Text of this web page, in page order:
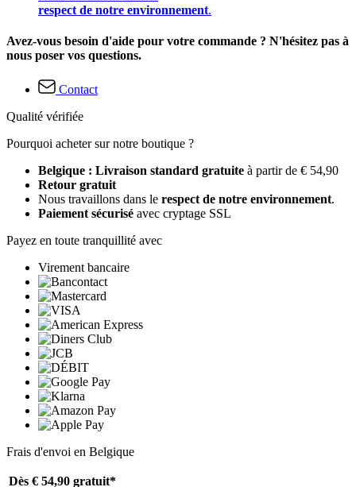
respect de notre environnement.
Avez-vous besoin d'aide pour votre commande ? N'hésitez pas à
nous poser vos questions.
Contact
Qualité vérifiée
Pourquoi acheter sur notre boutique ?
Belgique : Livraison standard gratuite à partir de € 54,90
Retour gratuit
Nous travaillons dans le respect de notre environnement.
Paiement sécurisé avec cryptage SSL
Payez en toute tranquillité avec
Virement bancaire
Frais d'envoi en Belgique
Dès € 54,90 gratuit*